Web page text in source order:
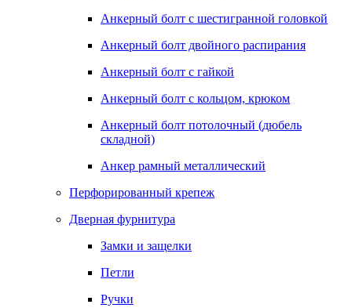
Анкерный болт с шестигранной головкой
Анкерный болт двойного распирания
Анкерный болт с гайкой
Анкерный болт с кольцом, крюком
Анкерный болт потолочный (дюбель
складной)
Анкер рамный металлический
Перфорированный крепеж
Дверная фурнитура
Замки и защелки
Петли
Ручки